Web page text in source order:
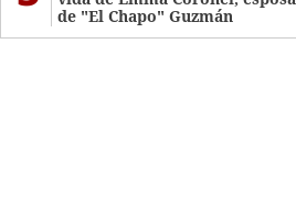
de "El Chapo" Guzmán